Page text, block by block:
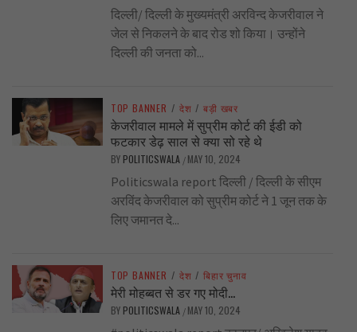
दिल्ली/ दिल्ली के मुख्यमंत्री अरविन्द केजरीवाल ने
जेल से निकलने के बाद रोड शो किया। उन्होंने
दिल्ली की जनता को...
TOP BANNER / देश / बड़ी खबर
केजरीवाल मामले में सुप्रीम कोर्ट की ईडी को
फटकार डेढ़ साल से क्या सो रहे थे
BY POLITICSWALA / MAY 10, 2024
Politicswala report दिल्ली / दिल्ली के सीएम
अरविंद केजरीवाल को सुप्रीम कोर्ट ने 1 जून तक के
लिए जमानत दे...
TOP BANNER / देश / बिहार चुनाव
मेरी मोहब्बत से डर गए मोदी…
BY POLITICSWALA / MAY 10, 2024